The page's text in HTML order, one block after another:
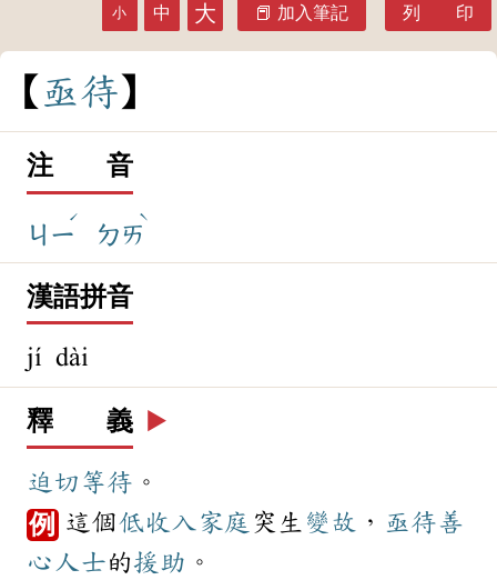
小 中 大 加入筆記 列 印
亟待
注 音
ㄐㄧ
ˊ
ㄉㄞ
ˋ
漢語拼音
jí dài
釋 義 ▶️
迫切 等待 。
例 這個低收入家庭 突生 變故 ， 亟待善
心人士的援助 。